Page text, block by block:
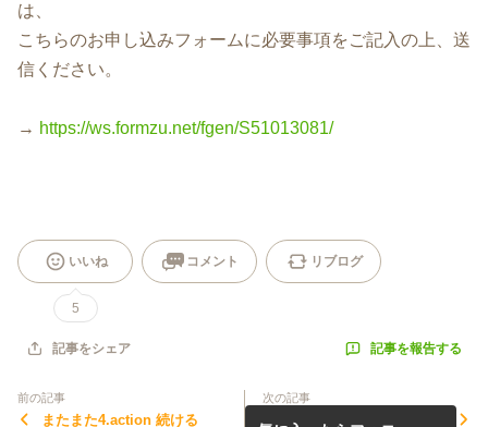
は、
こちらのお申し込みフォームに必要事項をご記入の上、送
信ください。
→ https://ws.formzu.net/fgen/S51013081/
いいね
5
コメント リブログ
記事をシェア 記事を報告する
前の記事
またまた4.action 続ける
次の記事